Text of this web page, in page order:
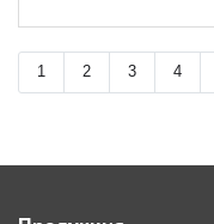
1 2 3 4